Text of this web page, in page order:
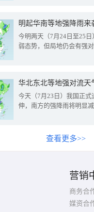
明起华南等地强降雨
今明两天（7月24日至25
弱态势，但局地仍会有强
华北东北等地强对流天
今天（7月23日）我国正
伸，南方的强降雨将明显
查看更多>>
营销
商务合
媒资合